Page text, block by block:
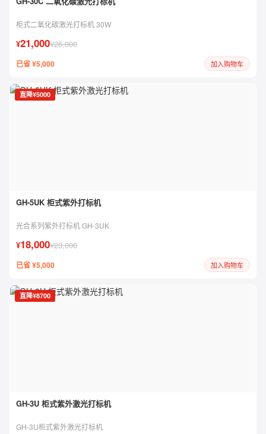
柜式二氧化碳激光打标机 30W
¥21,000¥26,000
已省 ¥5,000 加入购物车
直降¥5000
GH-5UK 柜式紫外打标机
光合系列紫外打标机 GH-3UK
¥18,000¥23,000
已省 ¥5,000 加入购物车
直降¥8700
GH-3U 柜式紫外激光打标机
GH-3U柜式紫外激光打标机